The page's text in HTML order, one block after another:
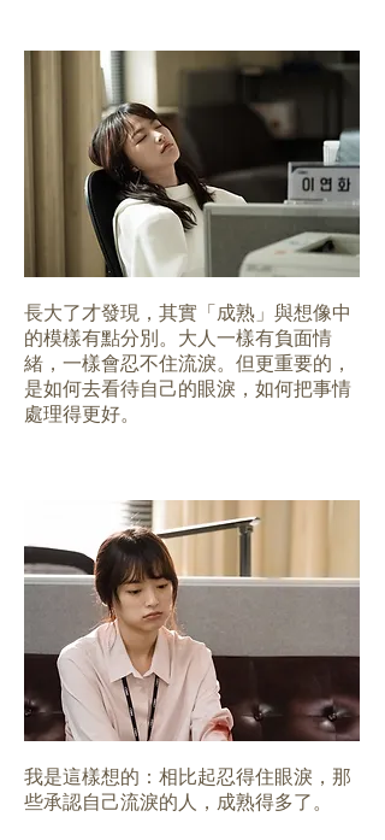
長大了才發現，其實「成熟」與想像中
的模樣有點分別。大人一樣有負面情
緒，一樣會忍不住流淚。但更重要的，
是如何去看待自己的眼淚，如何把事情
處理得更好。
我是這樣想的：相比起忍得住眼淚，那
些承認自己流淚的人，成熟得多了。